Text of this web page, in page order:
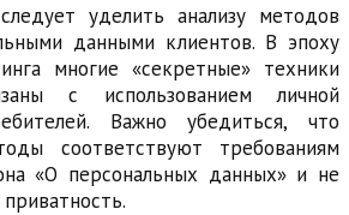
уделить анализу методов
данными клиентов. В эпоху
многие «секретные» техники
с использованием личной
Важно убедиться, что
соответствуют требованиям
«О персональных данных» и не